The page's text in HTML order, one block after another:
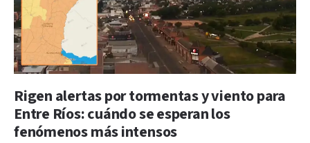
Rigen alertas por tormentas y viento para
Entre Ríos: cuándo se esperan los
fenómenos más intensos